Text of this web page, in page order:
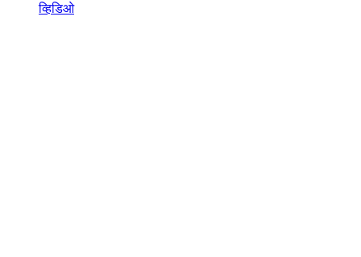
व्हिडिओ